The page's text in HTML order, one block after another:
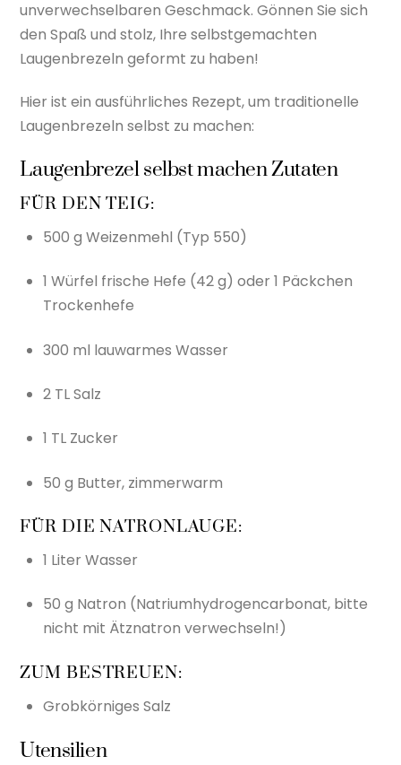
unverwechselbaren Geschmack. Gönnen Sie sich
den Spaß und stolz, Ihre selbstgemachten
Laugenbrezeln geformt zu haben!
Hier ist ein ausführliches Rezept, um traditionelle
Laugenbrezeln selbst zu machen:
Laugenbrezel selbst machen Zutaten
FÜR DEN TEIG:
500 g Weizenmehl (Typ 550)
1 Würfel frische Hefe (42 g) oder 1 Päckchen
Trockenhefe
300 ml lauwarmes Wasser
2 TL Salz
1 TL Zucker
50 g Butter, zimmerwarm
FÜR DIE NATRONLAUGE:
1 Liter Wasser
50 g Natron (Natriumhydrogencarbonat, bitte
nicht mit Ätznatron verwechseln!)
ZUM BESTREUEN:
Grobkörniges Salz
Utensilien